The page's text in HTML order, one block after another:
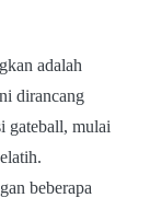
adalah
dirancang
gateball, mulai
beberapa